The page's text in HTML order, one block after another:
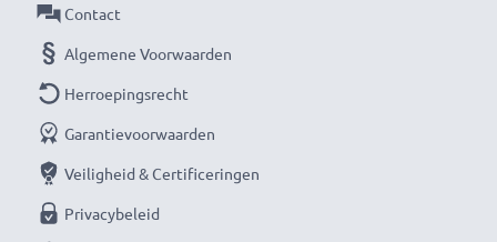
Contact
Algemene Voorwaarden
Herroepingsrecht
Garantievoorwaarden
Veiligheid & Certificeringen
Privacybeleid